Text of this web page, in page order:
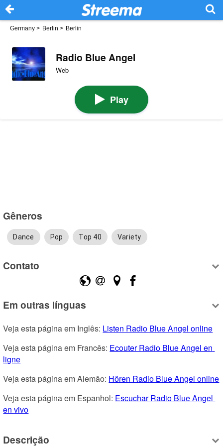
Germany > Berlin > Berlin
Radio Blue Angel
Web
Play
Gêneros
Dance Pop Top 40 Variety
Contato
Em outras línguas
Veja esta página em Inglês: Listen Radio Blue Angel online
Veja esta página em Francês: Ecouter Radio Blue Angel en
ligne
Veja esta página em Alemão: Hören Radio Blue Angel online
Veja esta página em Espanhol: Escuchar Radio Blue Angel
en vivo
Descrição